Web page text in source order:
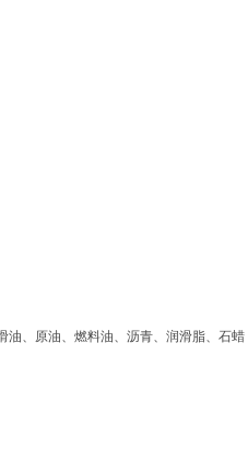
、原油、燃料油、沥青、润滑脂、石蜡